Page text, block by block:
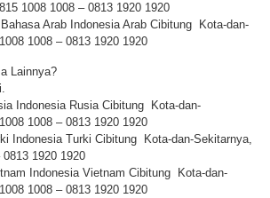
1008 1008 – 0813 1920 1920
Arab Indonesia Arab Cibitung Kota-dan-
1008 – 0813 1920 1920
Lainnya?
Indonesia Rusia Cibitung Kota-dan-
1008 – 0813 1920 1920
Indonesia Turki Cibitung Kota-dan-Sekitarnya,
1920 1920
Indonesia Vietnam Cibitung Kota-dan-
1008 – 0813 1920 1920